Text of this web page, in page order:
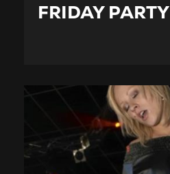
FRIDAY PARTY